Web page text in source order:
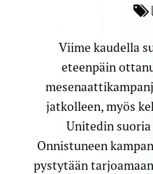
Viime kaudella
eteenpäin
jatkolleen, myös
Unitedin suoria
Onnistuneen
pystytään tarjoamaan